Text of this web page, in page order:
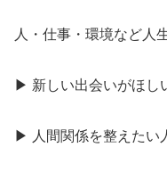
人・仕事・環境など人
▶ 新しい出会いがほし
▶ 人間関係を整えたい